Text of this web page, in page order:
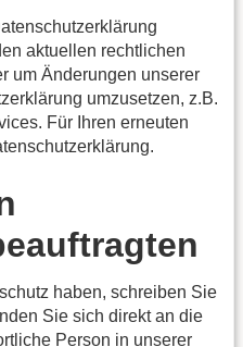
aktuellen rechtlichen
um Änderungen unserer
umzusetzen, z.B.
Für Ihren erneuten
haben, schreiben Sie
Sie sich direkt an die
Person in unserer